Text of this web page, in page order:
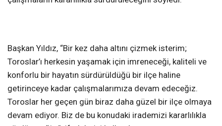
Başkan Yıldız, “Bir kez daha altını çizmek isterim;
Toroslar’ı herkesin yaşamak için imreneceği, kaliteli ve
konforlu bir hayatın sürdürüldüğü bir ilçe haline
getirinceye kadar çalışmalarımıza devam edeceğiz.
Toroslar her geçen gün biraz daha güzel bir ilçe olmaya
devam ediyor. Biz de bu konudaki irademizi kararlılıkla